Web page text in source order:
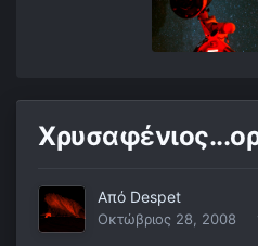
Από Despet
Οκτώβριος 28, 2008